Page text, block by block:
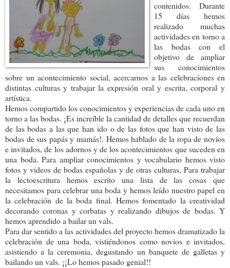
contenidos. Durante
15 días hemos
realizado muchas
actividades en torno a
las bodas con el
objetivo de ampliar
sus conocimientos
sobre un acontecimiento social, acercarnos a las celebraciones en
distintas culturas y trabajar la expresión oral y escrita, corporal y
artística.
Hemos compartido los conocimientos y experiencias de cada uno en
torno a las bodas. ¡Es increíble la cantidad de detalles que recuerdan
de las bodas a las que han ido o de las fotos que han visto de las
bodas de sus papás y mamás!. Hemos hablado de la ropa de novios
e invitados, de los adornos y de los acontecimientos que suceden en
una boda. Para ampliar conocimientos y vocabulario hemos visto
fotos y videos de bodas españolas y de otras culturas. Para trabajar
la lectoescritura hemos escrito una lista de las cosas que
necesitamos para celebrar una boda y hemos leído nuestro papel en
la celebración de la boda final. Hemos fomentado la creatividad
decorando coronas y corbatas y realizando dibujos de bodas. Y
hemos aprendido a bailar un vals.
Para dar sentido a las actividades del proyecto hemos dramatizado la
celebración de una boda, vistiéndonos como novios e invitados,
asistiendo a la ceremonia, degustando un banquete de galletas y
bailando un vals. ¡¡Lo hemos pasado genial!!